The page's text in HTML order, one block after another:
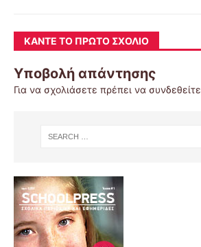
ΚΆΝΤΕ ΤΟ ΠΡΏΤΟ ΣΧΌΛΙΟ
Υποβολή απάντησης
Για να σχολιάσετε πρέπει να συνδεθείτε